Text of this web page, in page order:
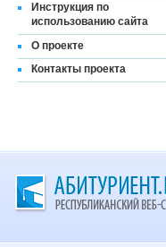
Инструкция по
использованию сайта
О проекте
Контакты проекта